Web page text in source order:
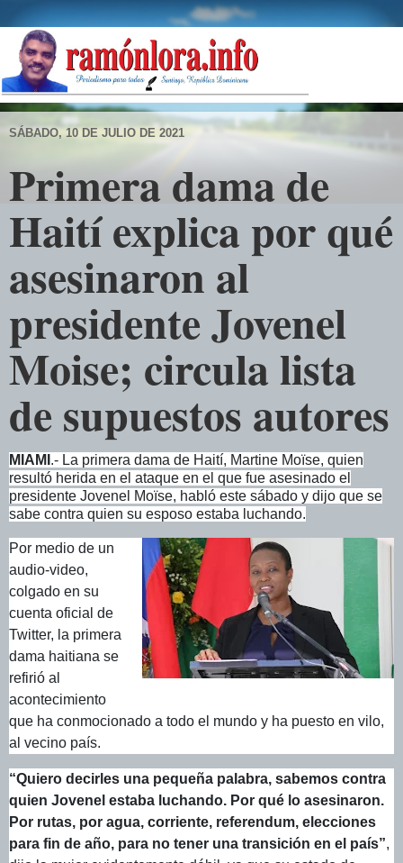
SÁBADO, 10 DE JULIO DE 2021
Primera dama de
Haití explica por qué
asesinaron al
presidente Jovenel
Moise; circula lista
de supuestos autores
MIAMI .- La primera dama de Haití, Martine Moïse, quien
resultó herida en el ataque en el que fue asesinado el
presidente Jovenel Moïse, habló este sábado y dijo que se
sabe contra quien su esposo estaba luchando.
Por medio de un
audio-video,
colgado en su
cuenta oficial de
Twitter, la primera
dama haitiana se
refirió al
acontecimiento
que ha conmocionado a todo el mundo y ha puesto en vilo,
al vecino país.
“Quiero decirles una pequeña palabra, sabemos contra
quien Jovenel estaba luchando. Por qué lo asesinaron.
Por rutas, por agua, corriente, referendum, elecciones
para fin de año, para no tener una transición en el país”,